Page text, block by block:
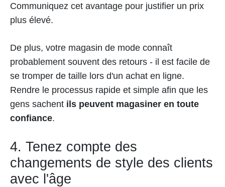
Communiquez cet avantage pour justifier un prix
plus élevé.
De plus, votre magasin de mode connaît
probablement souvent des retours - il est facile de
se tromper de taille lors d'un achat en ligne.
Rendre le processus rapide et simple afin que les
gens sachent ils peuvent magasiner en toute
confiance.
4. Tenez compte des
changements de style des clients
avec l'âge